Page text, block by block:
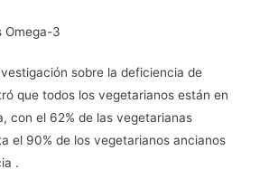
Omega-3
sobre la deficiencia de
que todos los vegetarianos están en
con el 62% de las vegetarianas
el 90% de los vegetarianos ancianos
.